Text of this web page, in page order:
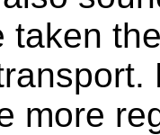
taken
more